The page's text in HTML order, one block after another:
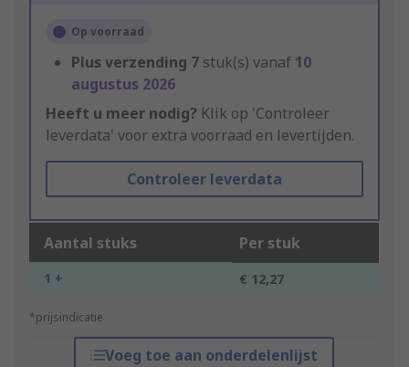
Op voorraad
Plus verzending 7 stuk(s) vanaf 10
augustus 2026
Heeft u meer nodig? Klik op 'Controleer
leverdata' voor extra voorraad en levertijden.
Controleer leverdata
Aantal stuks Per stuk
1 + € 12,27
*prijsindicatie
Voeg toe aan onderdelenlijst